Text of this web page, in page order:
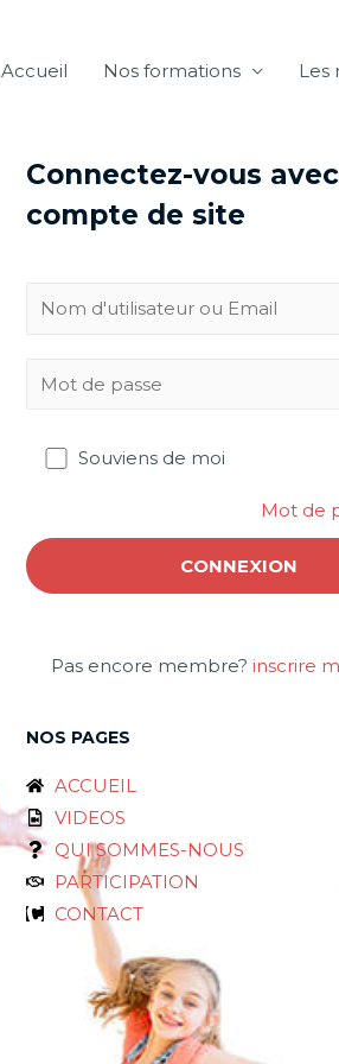
Accueil Nos formations Les
Connectez-vous
compte de site
Souviens de moi
Mot de
Pas encore membre? inscrire
NOS PAGES
ACCUEIL
VIDEOS
QUI SOMMES-NOUS
PARTICIPATION
CONTACT